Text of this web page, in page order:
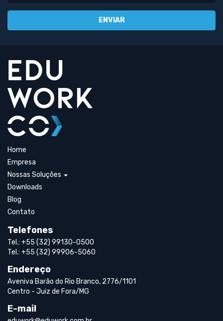
Home
Empresa
Nossas Soluções
Downloads
Blog
Contato
Telefones
Tel.: +55 (32) 99130-0500
Tel.: +55 (32) 99906-5060
Endereço
Aveniva Barão do Rio Branco, 2776/1101
Centro - Juiz de Fora/MG
E-mail